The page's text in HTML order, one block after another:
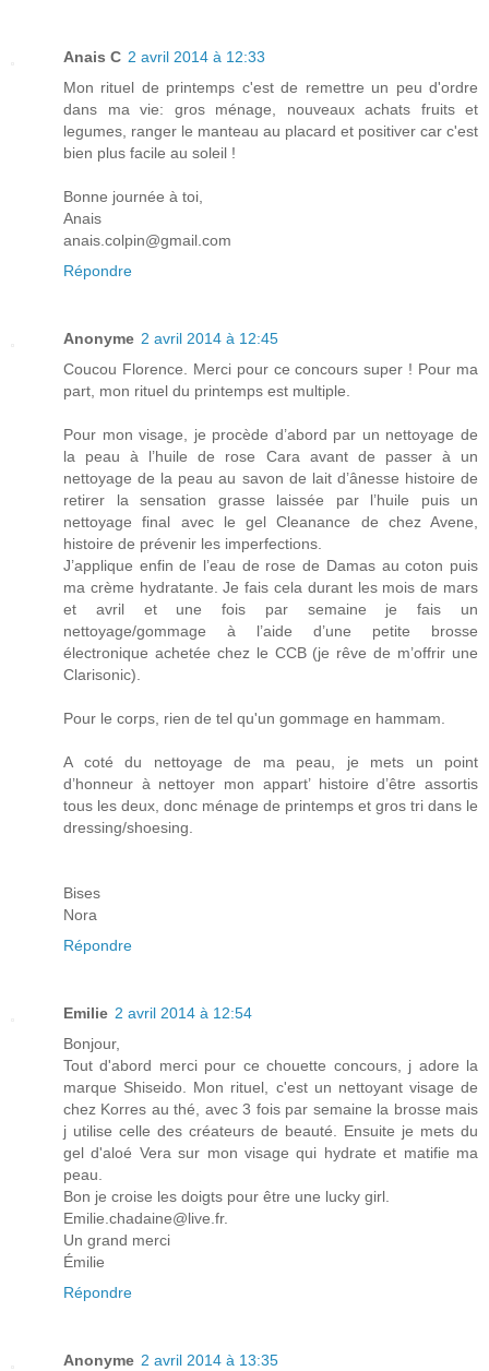
Anais C 2 avril 2014 à 12:33
Mon rituel de printemps c'est de remettre un peu d'ordre
dans ma vie: gros ménage, nouveaux achats fruits et
legumes, ranger le manteau au placard et positiver car c'est
bien plus facile au soleil !
Bonne journée à toi,
Anais
anais.colpin@gmail.com
Répondre
Anonyme 2 avril 2014 à 12:45
Coucou Florence. Merci pour ce concours super ! Pour ma
part, mon rituel du printemps est multiple.
Pour mon visage, je procède d’abord par un nettoyage de
la peau à l’huile de rose Cara avant de passer à un
nettoyage de la peau au savon de lait d’ânesse histoire de
retirer la sensation grasse laissée par l’huile puis un
nettoyage final avec le gel Cleanance de chez Avene,
histoire de prévenir les imperfections.
J’applique enfin de l’eau de rose de Damas au coton puis
ma crème hydratante. Je fais cela durant les mois de mars
et avril et une fois par semaine je fais un
nettoyage/gommage à l’aide d’une petite brosse
électronique achetée chez le CCB (je rêve de m’offrir une
Clarisonic).
Pour le corps, rien de tel qu'un gommage en hammam.
A coté du nettoyage de ma peau, je mets un point
d’honneur à nettoyer mon appart’ histoire d’être assortis
tous les deux, donc ménage de printemps et gros tri dans le
dressing/shoesing.
Bises
Nora
Répondre
Emilie 2 avril 2014 à 12:54
Bonjour,
Tout d'abord merci pour ce chouette concours, j adore la
marque Shiseido. Mon rituel, c'est un nettoyant visage de
chez Korres au thé, avec 3 fois par semaine la brosse mais
j utilise celle des créateurs de beauté. Ensuite je mets du
gel d'aloé Vera sur mon visage qui hydrate et matifie ma
peau.
Bon je croise les doigts pour être une lucky girl.
Emilie.chadaine@live.fr.
Un grand merci
Émilie
Répondre
Anonyme 2 avril 2014 à 13:35